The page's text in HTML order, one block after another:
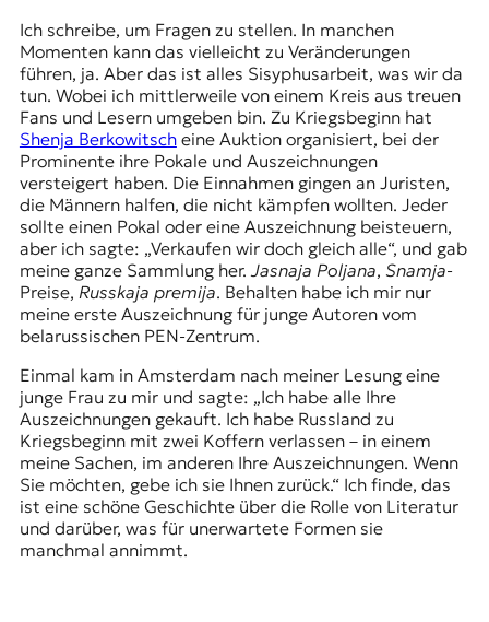
Ich schreibe, um Fragen zu stellen. In manchen
Momenten kann das vielleicht zu Veränderungen
führen, ja. Aber das ist alles Sisyphusarbeit, was wir da
tun. Wobei ich mittlerweile von einem Kreis aus treuen
Fans und Lesern umgeben bin. Zu Kriegsbeginn hat
Shenja Berkowitscheine Auktion organisiert, bei der
Prominente ihre Pokale und Auszeichnungen
versteigert haben. Die Einnahmen gingen an Juristen,
die Männern halfen, die nicht kämpfen wollten. Jeder
sollte einen Pokal oder eine Auszeichnung beisteuern,
aber ich sagte: „Verkaufen wir doch gleich alle“, und gab
meine ganze Sammlung her. Jasnaja Poljana, Snamja-
Preise, Russkaja premija. Behalten habe ich mir nur
meine erste Auszeichnung für junge Autoren vom
belarussischen PEN-Zentrum.
Einmal kam in Amsterdam nach meiner Lesung eine
junge Frau zu mir und sagte: „Ich habe alle Ihre
Auszeichnungen gekauft. Ich habe Russland zu
Kriegsbeginn mit zwei Koffern verlassen – in einem
meine Sachen, im anderen Ihre Auszeichnungen. Wenn
Sie möchten, gebe ich sie Ihnen zurück.“ Ich finde, das
ist eine schöne Geschichte über die Rolle von Literatur
und darüber, was für unerwartete Formen sie
manchmal annimmt.